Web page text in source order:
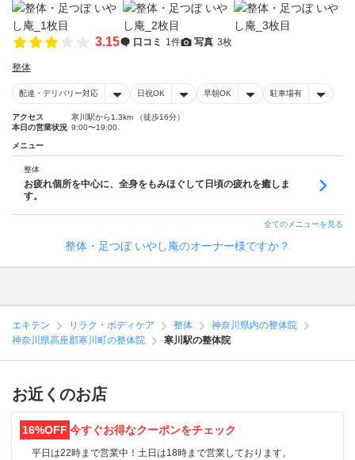
3.15 口コミ 1件 写真 3枚
整体
配達・デリバリー対応 日祝OK 早朝OK 駐車場有
アクセス
寒川駅から1.3km （徒歩16分）
本日の営業状況 9:00〜19:00
メニュー
整体
お疲れ個所を中心に、全身をもみほぐして日頃の疲れを癒しま
す。
全てのメニューを見る
整体・足つぼ いやし庵のオーナー様ですか？
エキテン リラク・ボディケア 整体
神奈川県内の整体院
神奈川県高座郡寒川町の整体院
寒川駅の整体院
お近くのお店
16%OFF 今すぐお得なクーポンをチェック
平日は22時まで営業中！土日は18時まで営業しております。